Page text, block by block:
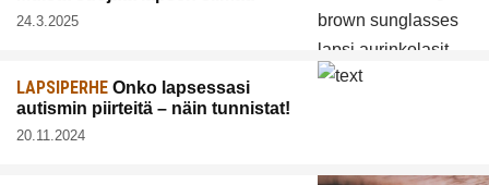
24.3.2025
LAPSIPERHE Onko lapsessasi
autismin piirteitä – näin tunnistat!
20.11.2024